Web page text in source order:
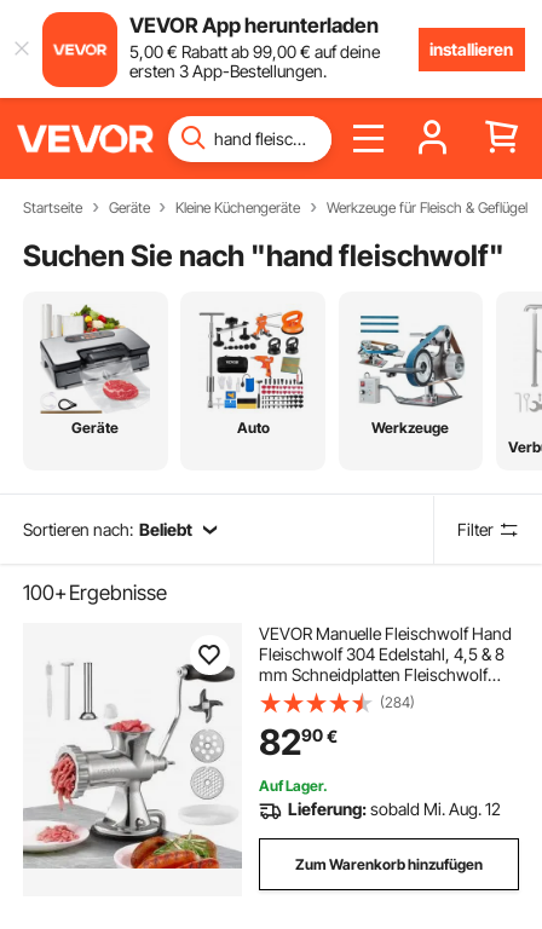
VEVOR App herunterladen
5,00€ Rabatt ab99,00€ auf deine
ersten 3 App-Bestellungen.
installieren
Startseite Geräte Kleine Küchengeräte Werkzeuge für Fleisch & Geflügel
Suchen Sie nach "hand fleischwolf"
Geräte Auto
Werkzeuge
Sortieren nach: Beliebt Filter
100+Ergebnisse
VEVOR Manuelle Fleischwolf Hand
Fleischwolf 304 Edelstahl, 4,5 & 8
mm Schneidplatten Fleischwolf
Manuelle Fleischmaschine mit
Wurstrohr, Geeignet für Fleisch
Gemüse Schleifen und Wurstfüllung
Silber
(284)
8290€
Auf Lager.
Lieferung:sobald Mi. Aug. 12
Zum Warenkorb hinzufügen